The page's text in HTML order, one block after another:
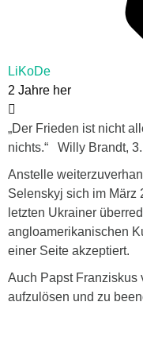
LiKoDe
2 Jahre her
„Der Frieden ist nicht
nichts.“ Willy Brandt,
Anstelle
Selenskyj sich im März
letzten Ukrainer
angloamerikanischen
einer Seite akzeptiert.
Auch Papst Franziskus
aufzulösen und zu